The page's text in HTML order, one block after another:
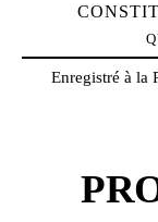
Enregistré à la